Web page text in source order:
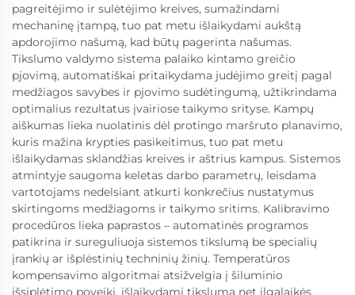
pagreitėjimo ir sulėtėjimo kreives, sumažindami
mechaninę įtampą, tuo pat metu išlaikydami aukštą
apdorojimo našumą, kad būtų pagerinta našumas.
Tikslumo valdymo sistema palaiko kintamo greičio
pjovimą, automatiškai pritaikydama judėjimo greitį pagal
medžiagos savybes ir pjovimo sudėtingumą, užtikrindama
optimalius rezultatus įvairiose taikymo srityse. Kampų
aiškumas lieka nuolatinis dėl protingo maršruto planavimo,
kuris mažina krypties pasikeitimus, tuo pat metu
išlaikydamas sklandžias kreives ir aštrius kampus. Sistemos
atmintyje saugoma keletas darbo parametrų, leisdama
vartotojams nedelsiant atkurti konkrečius nustatymus
skirtingoms medžiagoms ir taikymo sritims. Kalibravimo
procedūros lieka paprastos – automatinės programos
patikrina ir sureguliuoja sistemos tikslumą be specialių
įrankių ar išplėstinių techninių žinių. Temperatūros
kompensavimo algoritmai atsižvelgia į šiluminio
išsiplėtimo poveikį, išlaikydami tikslumą net ilgalaikės